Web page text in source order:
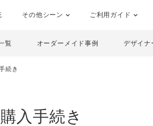
その他シーン ご利用ガイド
覧 オーダーメイド事例 デザイナ
続き
購入手続き